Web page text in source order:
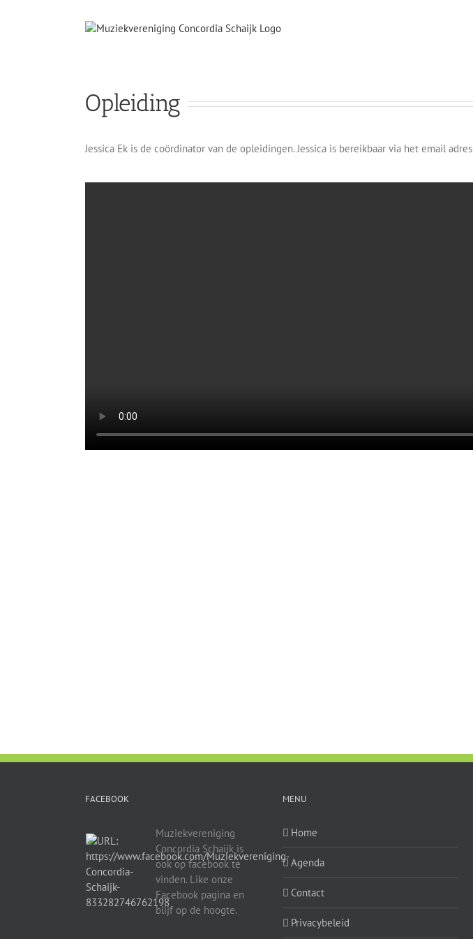
Opleiding
Jessica Ek is de coördinator van de opleidingen. Jessica is bereikbaar via het email adres
FACEBOOK
Muziekvereniging
Concordia Schaijk is
ook op facebook te
vinden. Like onze
Facebook pagina en
blijf op de hoogte.
MENU
Home
Agenda
Contact
Privacybeleid